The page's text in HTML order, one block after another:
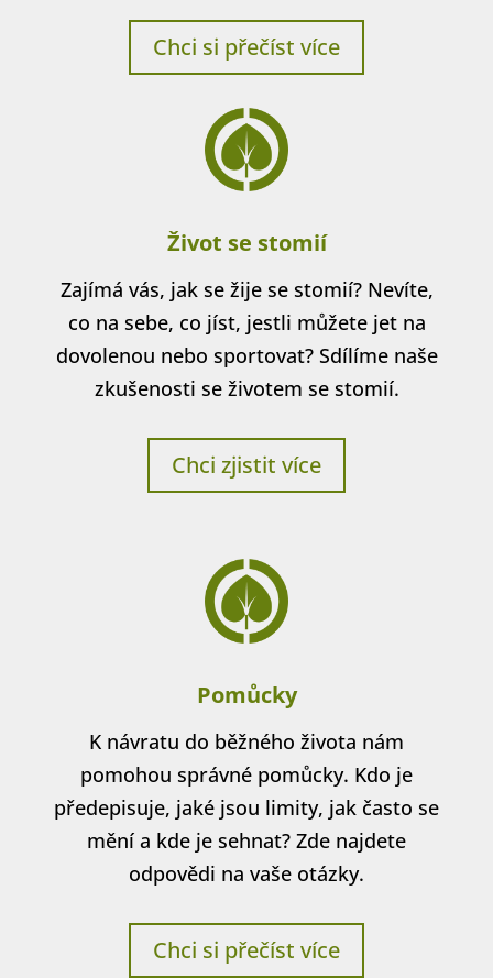
Chci si přečíst více
Život se stomií
Zajímá vás, jak se žije se stomií? Nevíte,
co na sebe, co jíst, jestli můžete jet na
dovolenou nebo sportovat? Sdílíme naše
zkušenosti se životem se stomií.
Chci zjistit více
Pomůcky
K návratu do běžného života nám
pomohou správné pomůcky. Kdo je
předepisuje, jaké jsou limity, jak často se
mění a kde je sehnat? Zde najdete
odpovědi na vaše otázky.
Chci si přečíst více